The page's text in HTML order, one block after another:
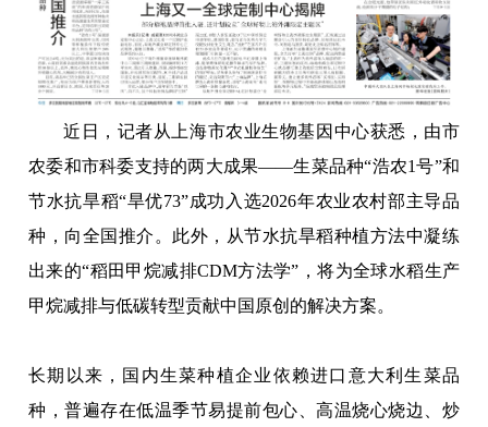
近日，记者从上海市农业生物基因中心获悉，由市
农委和市科委支持的两大成果——生菜品种“浩农1号”和
节水抗旱稻“旱优73”成功入选2026年农业农村部主导品
种，向全国推介。此外，从节水抗旱稻种植方法中凝练
出来的“稻田甲烷减排CDM方法学”，将为全球水稻生产
甲烷减排与低碳转型贡献中国原创的解决方案。
长期以来，国内生菜种植企业依赖进口意大利生菜品
种，普遍存在低温季节易提前包心、高温烧心烧边、炒